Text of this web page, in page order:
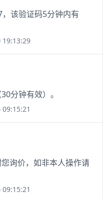
，该验证码5分钟内有
19:13:29
分钟有效）。
询价，如非本人操作请